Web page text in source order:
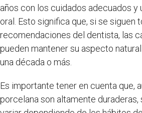
años con los cuidados adecuados y
oral. Esto significa que, si se siguen
recomendaciones del dentista, las
pueden mantener su aspecto
una década o más.
Es importante tener en cuenta que,
porcelana son altamente duraderas,